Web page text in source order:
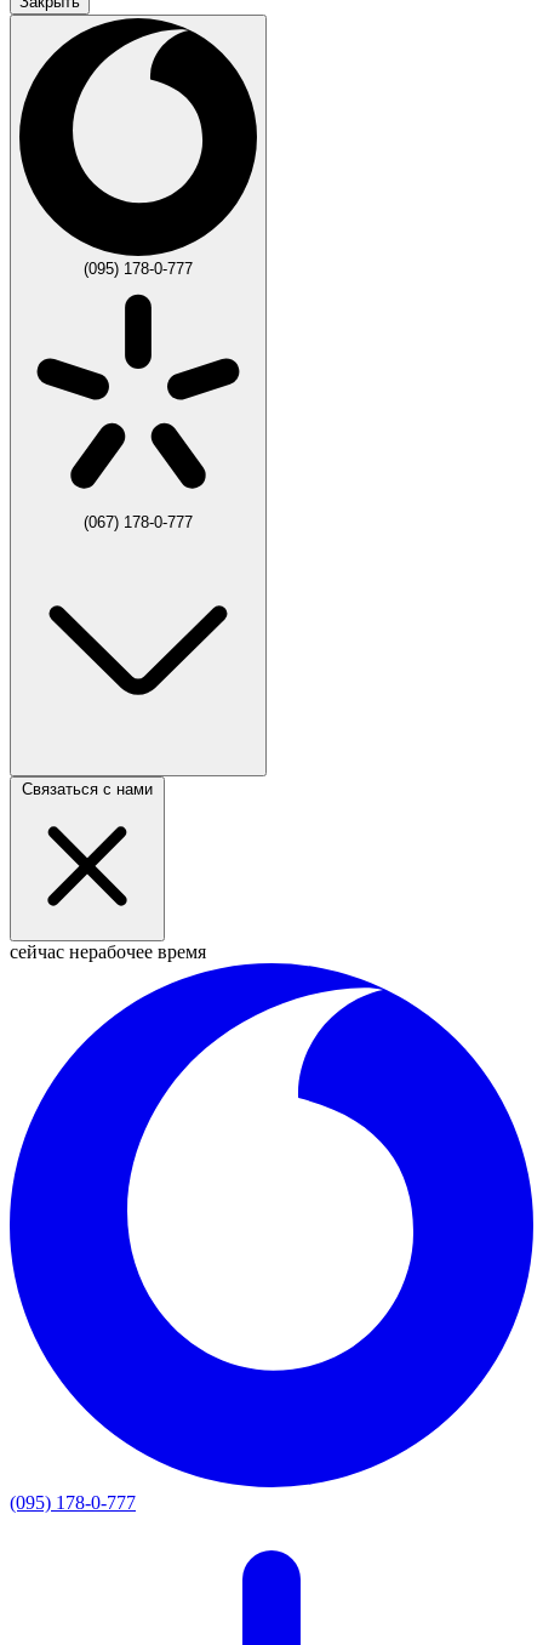
(095) 178-0-777
(067) 178-0-777
Связаться с нами
сейчас нерабочее время
(095) 178-0-777